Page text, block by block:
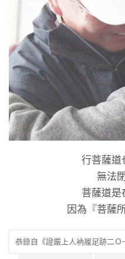
行菩薩道
無法
菩薩道是
因為『菩薩
恭錄自《證嚴上人衲履足跡二Ｏ